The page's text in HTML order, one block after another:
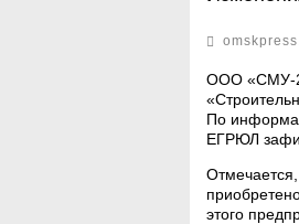
ООО «СМУ-
По
ЕГРЮЛ
этого